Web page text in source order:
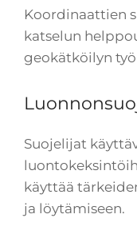
Koordinaattien
katselun
geokätköilyn
Suojelijat
käyttää
ja löytämiseen.